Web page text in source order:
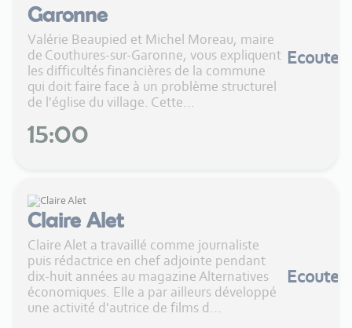
Garonne
Valérie Beaupied et Michel Moreau, maire
de Couthures-sur-Garonne, vous expliquent
les difficultés financières de la commune
qui doit faire face à un problème structurel
de l'église du village. Cette...
15:00
Ecouter
Claire Alet
Claire Alet a travaillé comme journaliste
puis rédactrice en chef adjointe pendant
dix-huit années au magazine Alternatives
économiques. Elle a par ailleurs développé
une activité d'autrice de films d...
Ecouter